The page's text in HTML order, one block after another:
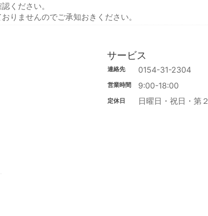
ください。
りませんのでご承知おきください。
サービス
連絡先 0154-31-2304
営業時間 9:00-18:00
定休日 日曜日・祝日・第